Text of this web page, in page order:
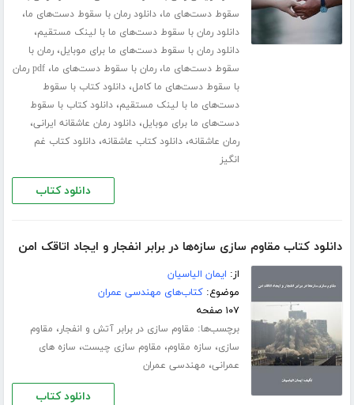
سقوط دست‌های ما،دانلود رمان با سقوط دست‌های ما،
دانلود رمان با سقوط دست‌های ما با لینک مستقیم،
دانلود رمان با سقوط دست‌های ما برای موبایل،رمان با
سقوط دست‌های ما،رمان با سقوط دست‌های ما،
pdf رمان
با سقوط دست‌های ما کامل،دانلود کتاب با سقوط
دست‌های ما با لینک مستقیم،دانلود کتاب با سقوط
دست‌های ما برای موبایل،دانلود رمان عاشقانه ایرانی،
رمان عاشقانه،دانلود کتاب عاشقانه،دانلود کتاب غم
انگیز
دانلود کتاب
دانلود کتاب مقاوم سازی سازه‌ها در برابر انفجار و ایجاد اتاقک امن
از: ایمان الیاسیان
موضوع:کتاب‌های مهندسی عمران
۱۰۷ صفحه
برچسب‌ها: مقاوم سازی در برابر آتش و انفجار، مقاوم
سازی، سازه مقاوم، مقاوم سازی چیست، سازه های
عمرانی، مهندسی عمران
دانلود کتاب